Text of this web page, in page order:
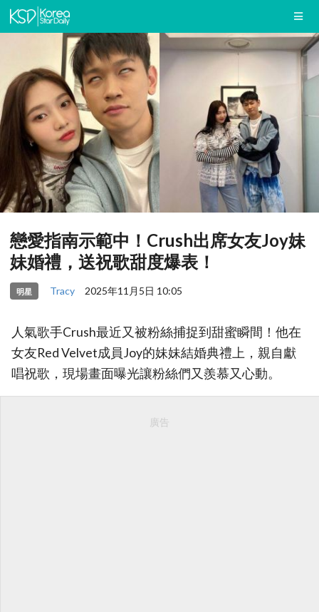
戀愛指南示範中！Crush出席女友Joy妹
妹婚禮，送祝歌甜度爆表！
明星 Tracy 2025年11月5日 10:05
人氣歌手Crush最近又被粉絲捕捉到甜蜜瞬間！他在
女友Red Velvet成員Joy的妹妹結婚典禮上，親自獻
唱祝歌，現場畫面曝光讓粉絲們又羨慕又心動。
廣告